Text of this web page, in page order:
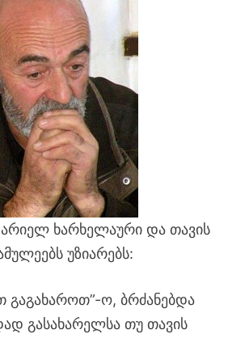
ხარხელაური და თავის
უზიარებს:
გაგახაროთ”-ო, ბრძანებდა
გასახარელსა თუ თავის